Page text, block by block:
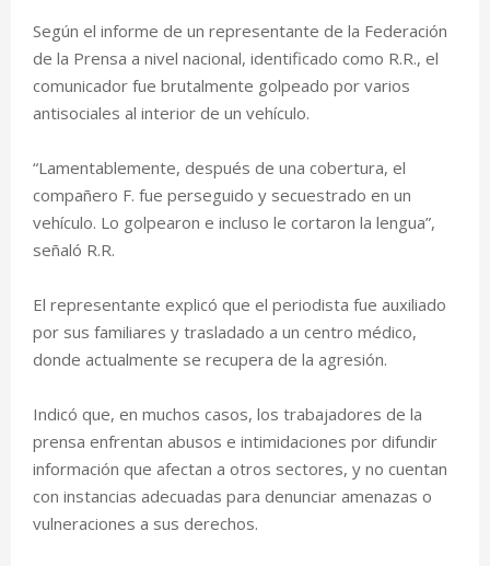
‎Según el informe de un representante de la Federación
de la Prensa a nivel nacional, identificado como R.R., el
comunicador fue brutalmente golpeado por varios
antisociales al interior de un vehículo.
‎“Lamentablemente, después de una cobertura, el
compañero F. fue perseguido y secuestrado en un
vehículo. Lo golpearon e incluso le cortaron la lengua”,
señaló R.R.
‎El representante explicó que el periodista fue auxiliado
por sus familiares y trasladado a un centro médico,
donde actualmente se recupera de la agresión.
‎‎Indicó que, en muchos casos, los trabajadores de la
prensa enfrentan abusos e intimidaciones por difundir
información que afectan a otros sectores, y no cuentan
con instancias adecuadas para denunciar amenazas o
vulneraciones a sus derechos.